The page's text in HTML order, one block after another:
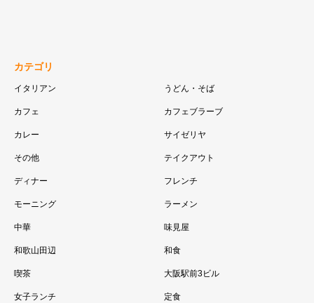
カテゴリ
イタリアン うどん・そば
カフェ カフェブラーブ
カレー サイゼリヤ
その他 テイクアウト
ディナー フレンチ
モーニング ラーメン
中華 味見屋
和歌山田辺 和食
喫茶 大阪駅前3ビル
女子ランチ 定食